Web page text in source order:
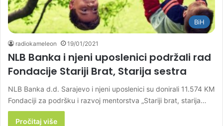
BiH
radiokameleon 19/01/2021
NLB Banka i njeni uposlenici podržali rad
Fondacije Stariji Brat, Starija sestra
NLB Banka d.d. Sarajevo i njeni uposlenici su donirali 11.574 KM
Fondaciji za podršku i razvoj mentorstva „Stariji brat, starija…
Pročitaj više